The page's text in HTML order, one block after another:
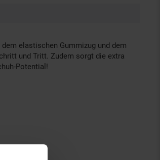
elastischen Gummizug und dem
und Tritt. Zudem sorgt die extra
Potential!